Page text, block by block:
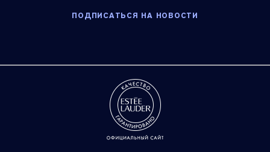
ПОДПИСАТЬСЯ НА НОВОСТИ